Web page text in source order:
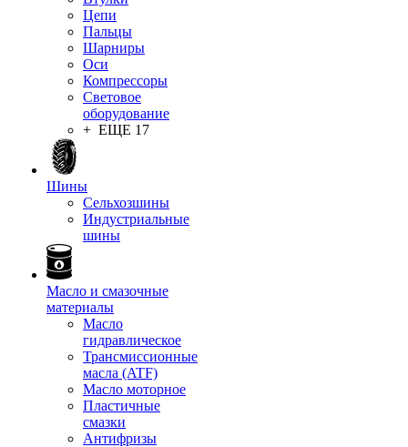
Цепи
Пальцы
Шарниры
Оси
Компрессоры
Световое
оборудование
+ ЕЩЕ 17
Шины
Сельхозшины
Индустриальные
шины
Масло и смазочные
материалы
Масло
гидравлическое
Трансмиссионные
масла (ATF)
Масло моторное
Пластичные
смазки
Антифризы